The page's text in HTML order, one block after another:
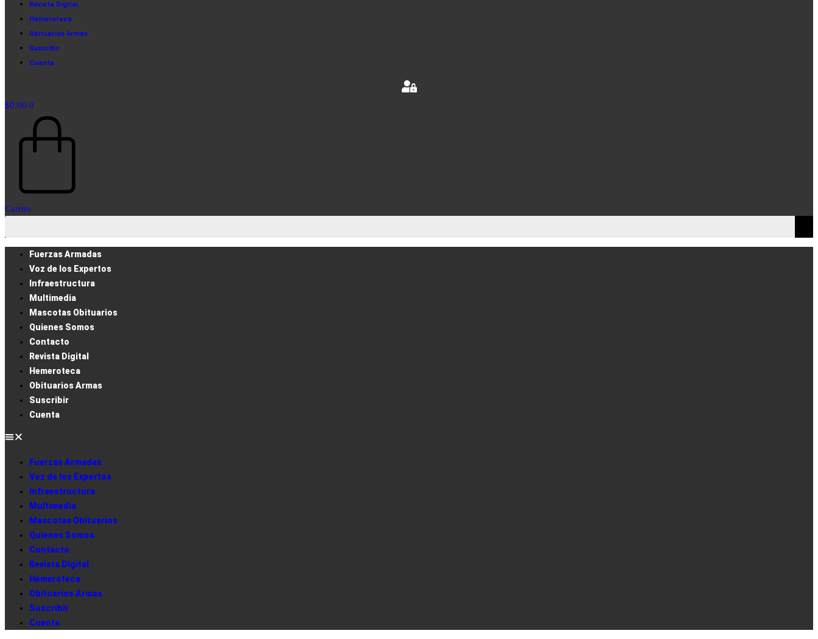
Revista Digital
Hemeroteca
Obituarios Armas
Suscribir
Cuenta
$0.00 0
Carrito
Fuerzas Armadas
Voz de los Expertos
Infraestructura
Multimedia
Mascotas Obituarios
Quienes Somos
Contacto
Revista Digital
Hemeroteca
Obituarios Armas
Suscribir
Cuenta
Fuerzas Armadas
Voz de los Expertos
Infraestructura
Multimedia
Mascotas Obituarios
Quienes Somos
Contacto
Revista Digital
Hemeroteca
Obituarios Armas
Suscribir
Cuenta